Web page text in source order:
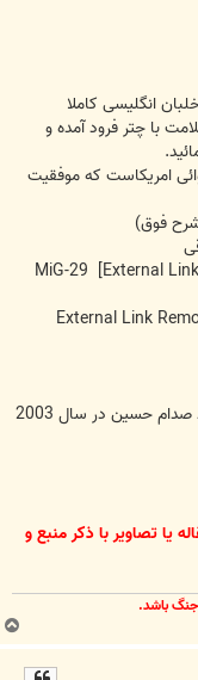
انگلیسی کاملا
با چتر فرود آمده و
امریکاست که موفقیت
[External
[External Link
سرنوشت جنگنده های MIG-29 عراق پس از سقوط صدام حسین در سال 2003
یا تصاویر با ذکر منبع و
باشد.
ب
ا